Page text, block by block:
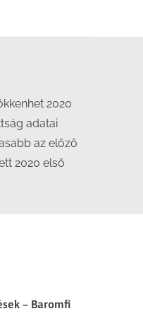
2020
adatai
az előző
2020 első
– Baromfi